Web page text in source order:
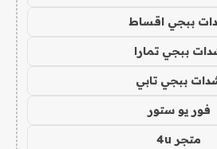
ببجي اقساط
ببجي تمارا
ببجي تابي
فور يو ستور
متجر 4u